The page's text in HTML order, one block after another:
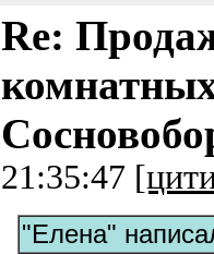
Re:
21:35:47
"Елена"